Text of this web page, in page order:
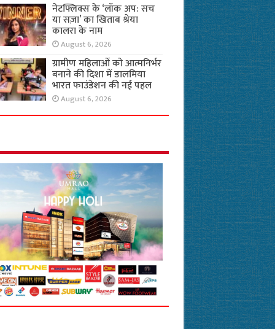
नेटफ्लिक्स के ‘लॉक अप: सच
या सज़ा’ का खिताब श्रेया
कालरा के नाम
August 6, 2026
ग्रामीण महिलाओं को आत्मनिर्भर
बनाने की दिशा में डालमिया
भारत फाउंडेशन की नई पहल
August 6, 2026